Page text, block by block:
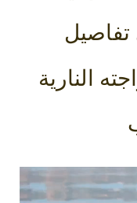
النارية